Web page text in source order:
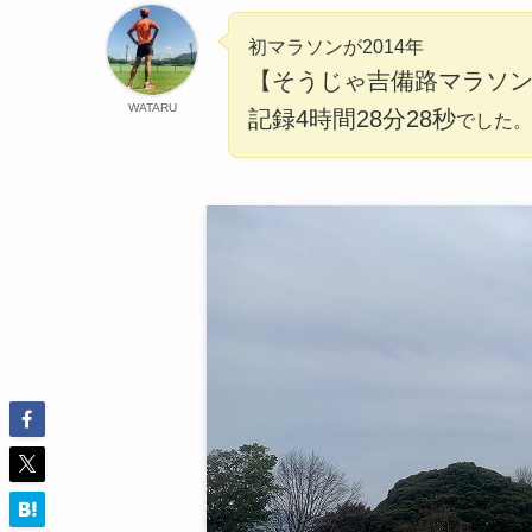
WATARU
初マラソンが2014年
【そうじゃ吉備路マラソ
記録4時間28分28秒でした。